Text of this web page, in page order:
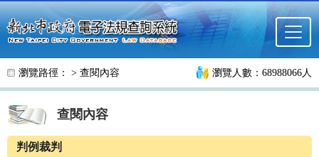
跳至主要內容
瀏覽路徑： > 查閱內容 瀏覽人數：68988066人
查閱內容
判例裁判